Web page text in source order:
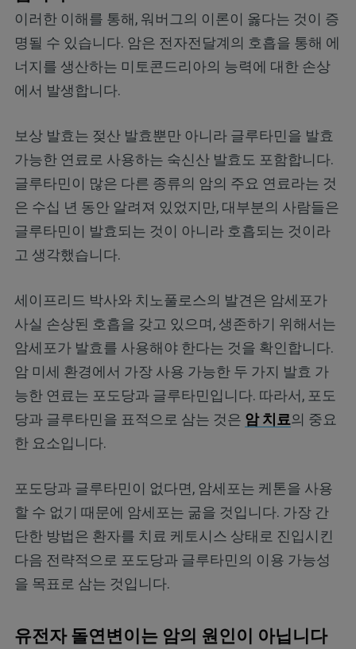
이러한 이해를 통해, 워버그의 이론이 옳다는 것이 증
명될 수 있습니다. 암은 전자전달계의 호흡을 통해 에
너지를 생산하는 미토콘드리아의 능력에 대한 손상
에서 발생합니다.
보상 발효는 젖산 발효뿐만 아니라 글루타민을 발효
가능한 연료로 사용하는 숙신산 발효도 포함합니다.
글루타민이 많은 다른 종류의 암의 주요 연료라는 것
은 수십 년 동안 알려져 있었지만, 대부분의 사람들은
글루타민이 발효되는 것이 아니라 호흡되는 것이라
고 생각했습니다.
세이프리드 박사와 치노풀로스의 발견은 암세포가
사실 손상된 호흡을 갖고 있으며, 생존하기 위해서는
암세포가 발효를 사용해야 한다는 것을 확인합니다.
암 미세 환경에서 가장 사용 가능한 두 가지 발효 가
능한 연료는 포도당과 글루타민입니다. 따라서, 포도
당과 글루타민을 표적으로 삼는 것은 암 치료의 중요
한 요소입니다.
포도당과 글루타민이 없다면, 암세포는 케톤을 사용
할 수 없기 때문에 암세포는 굶을 것입니다. 가장 간
단한 방법은 환자를 치료 케토시스 상태로 진입시킨
다음 전략적으로 포도당과 글루타민의 이용 가능성
을 목표로 삼는 것입니다.
유전자 돌연변이는 암의 원인이 아닙니다